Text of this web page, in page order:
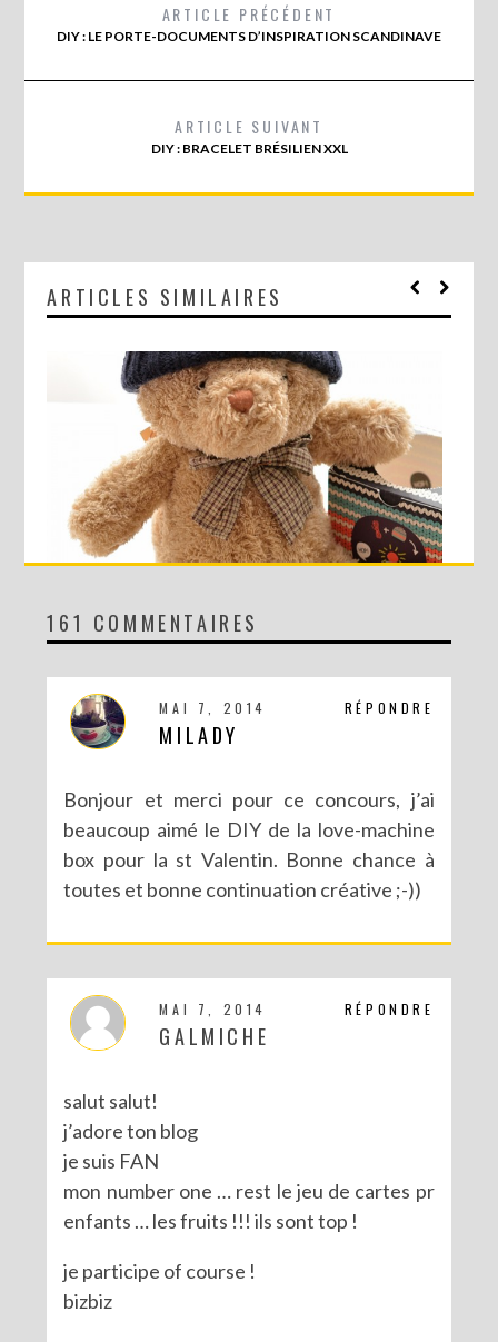
ARTICLE PRÉCÉDENT
DIY : LE PORTE-DOCUMENTS D’INSPIRATION SCANDINAVE
ARTICLE SUIVANT
DIY : BRACELET BRÉSILIEN XXL
ARTICLES SIMILAIRES
CONCOURS AVEC SERGENT MAJOR
161 COMMENTAIRES
RÉPONDRE
MAI 7, 2014
MILADY
Bonjour et merci pour ce concours, j’ai
beaucoup aimé le DIY de la love-machine
box pour la st Valentin. Bonne chance à
toutes et bonne continuation créative ;-))
RÉPONDRE
MAI 7, 2014
GALMICHE
salut salut!
j’adore ton blog
je suis FAN
mon number one … rest le jeu de cartes pr
enfants … les fruits !!! ils sont top !
je participe of course !
bizbiz